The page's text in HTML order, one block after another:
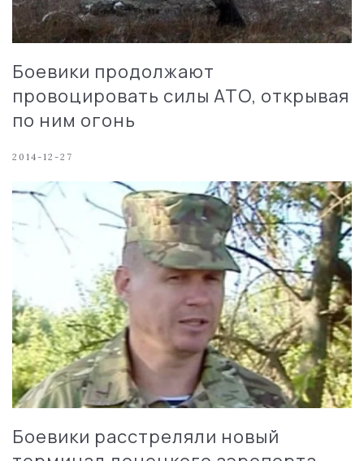
Боевики продолжают
провоцировать силы АТО, открывая
по ним огонь
2014-12-27
Боевики расстреляли новый